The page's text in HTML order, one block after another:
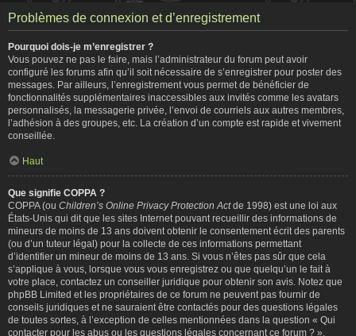
Problèmes de connexion et d’enregistrement
Pourquoi dois-je m’enregistrer ?
Vous pouvez ne pas le faire, mais l’administrateur du forum peut avoir
configuré les forums afin qu’il soit nécessaire de s’enregistrer pour poster des
messages. Par ailleurs, l’enregistrement vous permet de bénéficier de
fonctionnalités supplémentaires inaccessibles aux invités comme les avatars
personnalisés, la messagerie privée, l’envoi de courriels aux autres membres,
l’adhésion à des groupes, etc. La création d’un compte est rapide et vivement
conseillée.
Haut
Que signifie COPPA ?
COPPA (ou Children’s Online Privacy Protection Actde 1998) est une loi aux
États-Unis qui dit que les sites Internet pouvant recueillir des informations de
mineurs de moins de 13 ans doivent obtenir le consentement écrit des parents
(ou d’un tuteur légal) pour la collecte de ces informations permettant
d’identifier un mineur de moins de 13 ans. Si vous n’êtes pas sûr que cela
s’applique à vous, lorsque vous vous enregistrez ou que quelqu’un le fait à
votre place, contactez un conseiller juridique pour obtenir son avis. Notez que
phpBB Limited et les propriétaires de ce forum ne peuvent pas fournir de
conseils juridiques et ne sauraient être contactés pour des questions légales
de toutes sortes, à l’exception de celles mentionnées dans la question « Qui
contacter pour les abus ou les questions légales concernant ce forum ? ».